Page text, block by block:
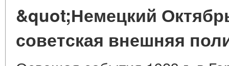
&quot;Немецкий
советская внешняя